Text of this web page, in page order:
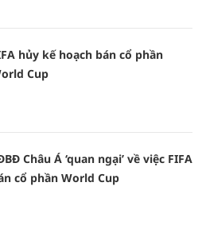
hủy kế hoạch bán cổ phần
Cup
Châu Á ‘quan ngại’ về việc FIFA
cổ phần World Cup